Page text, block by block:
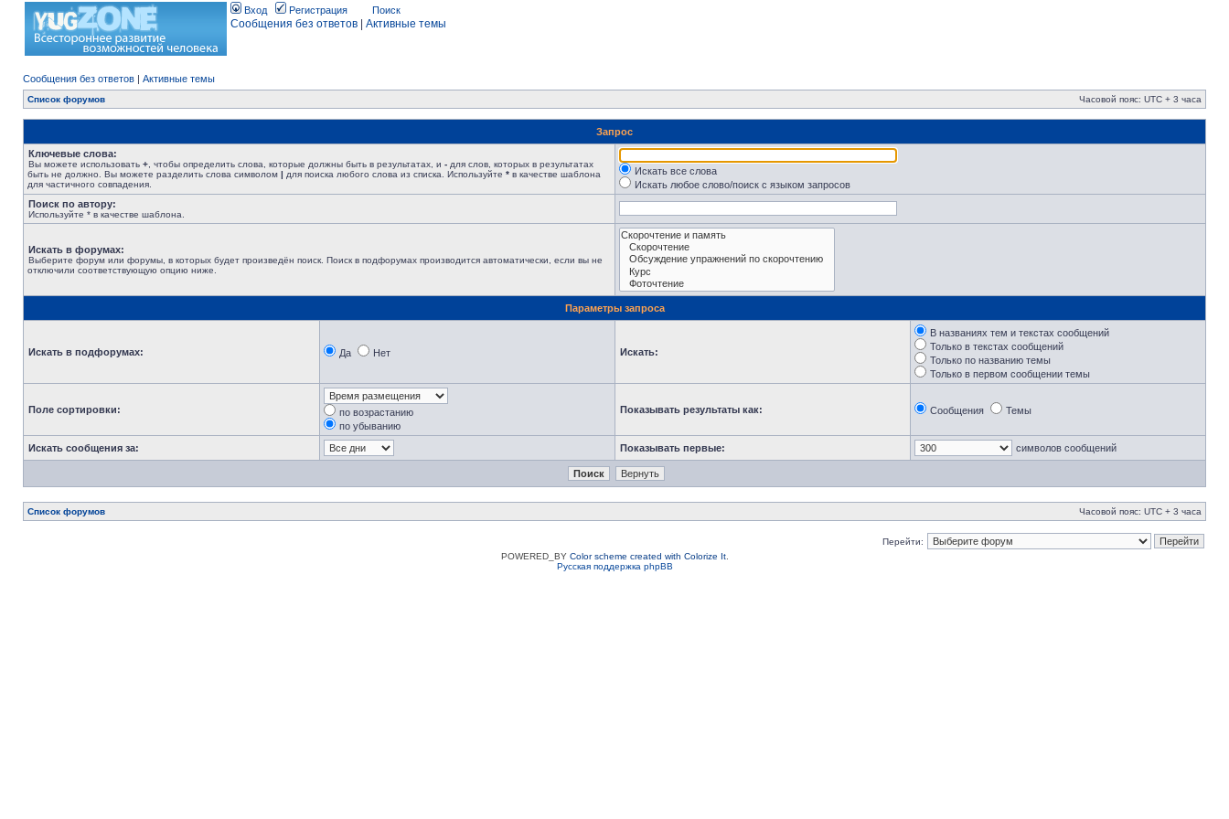
Вход Регистрация Поиск
Сообщения без ответов Активные темы
Сообщения без ответов | Активные темы
Список форумов Часовой пояс: UTC + 3 часа
Запрос
Ключевые слова:
Вы можете использовать + , чтобы определить слова, которые должны быть в результатах, и - для слов, которых в результатах
быть не должно. Вы можете разделить слова символом | для поиска любого слова из списка. Используйте * в качестве шаблона
для частичного совпадения.
Искать все слова
Искать любое слово/поиск с языком запросов
Поиск по автору:
Используйте * в качестве шаблона.
Искать в форумах:
Выберите форум или форумы, в которых будет произведён поиск. Поиск в подфорумах производится автоматически, если вы не
отключили соответствующую опцию ниже.
Параметры запроса
Искать в подфорумах: Да Нет Искать:
В названиях тем и текстах сообщений
Только в текстах сообщений
Только по названию темы
Только в первом сообщении темы
Поле сортировки:
по возрастанию
по убыванию
Показывать результаты как: Сообщения Темы
Искать сообщения за: Показывать первые: символов сообщений
Список форумов Часовой пояс: UTC + 3 часа
Перейти:
POWERED_BY Color scheme created with Colorize It.
Русская поддержка phpBB